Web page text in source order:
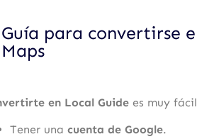
Guía para convertirse
Maps
en Local Guide es muy
Tener unacuenta de Google.